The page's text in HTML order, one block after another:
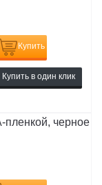
Купить
Купить в один клик
пленкой, черное